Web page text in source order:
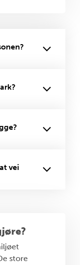
vei
store